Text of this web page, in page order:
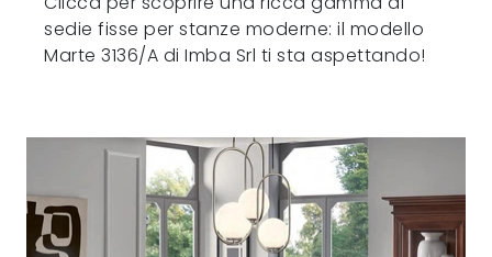
sedie fisse per stanze moderne: il modello
Marte 3136/A di Imba Srl ti sta aspettando!